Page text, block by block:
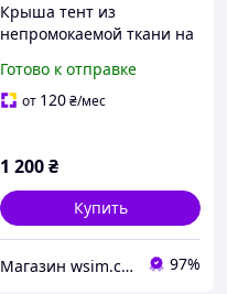
Крыша тент из
непромокаемой ткани на
Готово к отправке
от 120₴/мес
1 200₴
Купить
Магазин wsim.com.ua 97%